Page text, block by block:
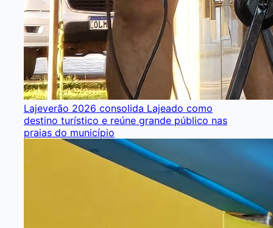
Lajeverão 2026 consolida Lajeado como
destino turístico e reúne grande público nas
praias do município